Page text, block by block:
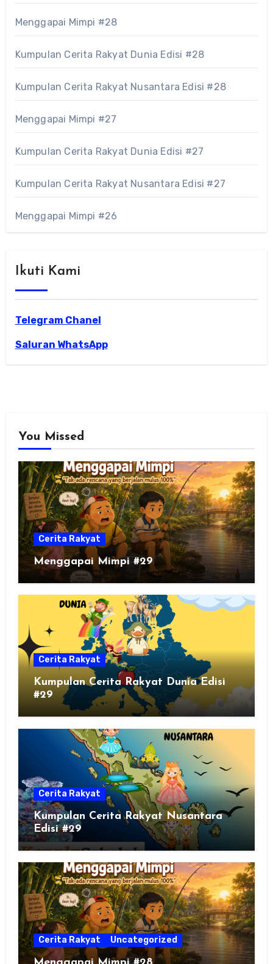
Menggapai Mimpi #28
Kumpulan Cerita Rakyat Dunia Edisi #28
Kumpulan Cerita Rakyat Nusantara Edisi #28
Menggapai Mimpi #27
Kumpulan Cerita Rakyat Dunia Edisi #27
Kumpulan Cerita Rakyat Nusantara Edisi #27
Menggapai Mimpi #26
Ikuti Kami
Telegram Chanel
Saluran WhatsApp
You Missed
Cerita Rakyat
Menggapai Mimpi #29
Cerita Rakyat
Kumpulan Cerita Rakyat Dunia Edisi
#29
Cerita Rakyat
Kumpulan Cerita Rakyat Nusantara
Edisi #29
Cerita Rakyat Uncategorized